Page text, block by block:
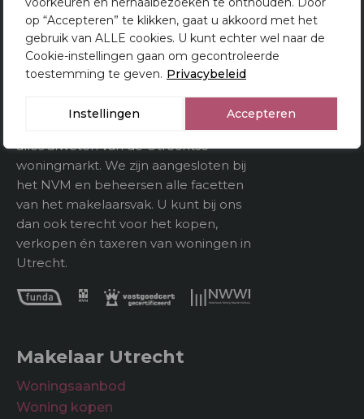
op “Accepteren” te klikken, gaat u akkoord met het
gebruik van ALLE cookies. U kunt echter wel naar de
Cookie-instellingen gaan om gecontroleerde
toestemming te geven. Privacybeleid
Instellingen Accepteren
Woonoppervlakte
83 m
Gebouwgebonden
kenmerken
Indeling
Aantal kamers
4
Aantal verdiepeingen
Van Doorn Makelaardij
Utrecht
Al 80 jaar is Van Doorn Makelaardij een
team bestaat uit enthousiaste,
betrokken en deskundige makelaars die
alles afweten van de Utrechtse
woningmarkt. We zijn aangesloten bij
het NVM en beheersen alle facetten
van het makelaarsvak. U kunt bij ons
dan ook terecht voor het kopen,
verkopen én taxeren van woningen in
Utrecht.
Makelaar Utrecht
Woningsaanbod
Woning kopen